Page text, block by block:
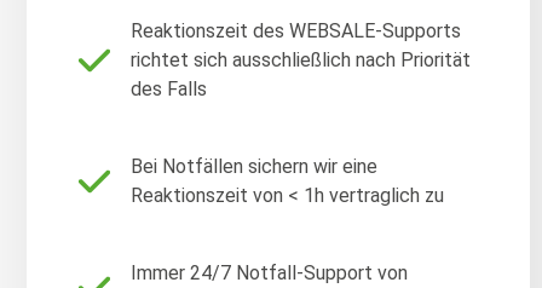
Reaktionszeit des WEBSALE-Supports
richtet sich ausschließlich nach Priorität
des Falls
Bei Notfällen sichern wir eine
Reaktionszeit von < 1h vertraglich zu
Immer 24/7 Notfall-Support von